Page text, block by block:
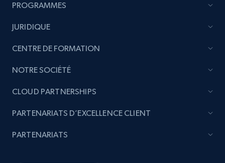
Reddit- Posts
Num comments, Date posted, Community
PROGRAMMES
JURIDIQUE
CENTRE DE FORMATION
NOTRE SOCIÉTÉ
CLOUD PARTNERSHIPS
PARTENARIATS D’EXCELLENCE CLIENT
PARTENARIATS